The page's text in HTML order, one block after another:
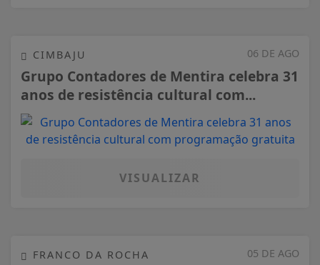
06 DE AGO
CIMBAJU
Grupo Contadores de Mentira celebra 31
anos de resistência cultural com...
VISUALIZAR
05 DE AGO
FRANCO DA ROCHA